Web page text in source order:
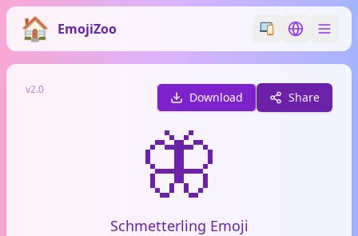
EmojiZoo Switch emoji
Switch
v2.0
Download Share
🦋
Schmetterling Emoji